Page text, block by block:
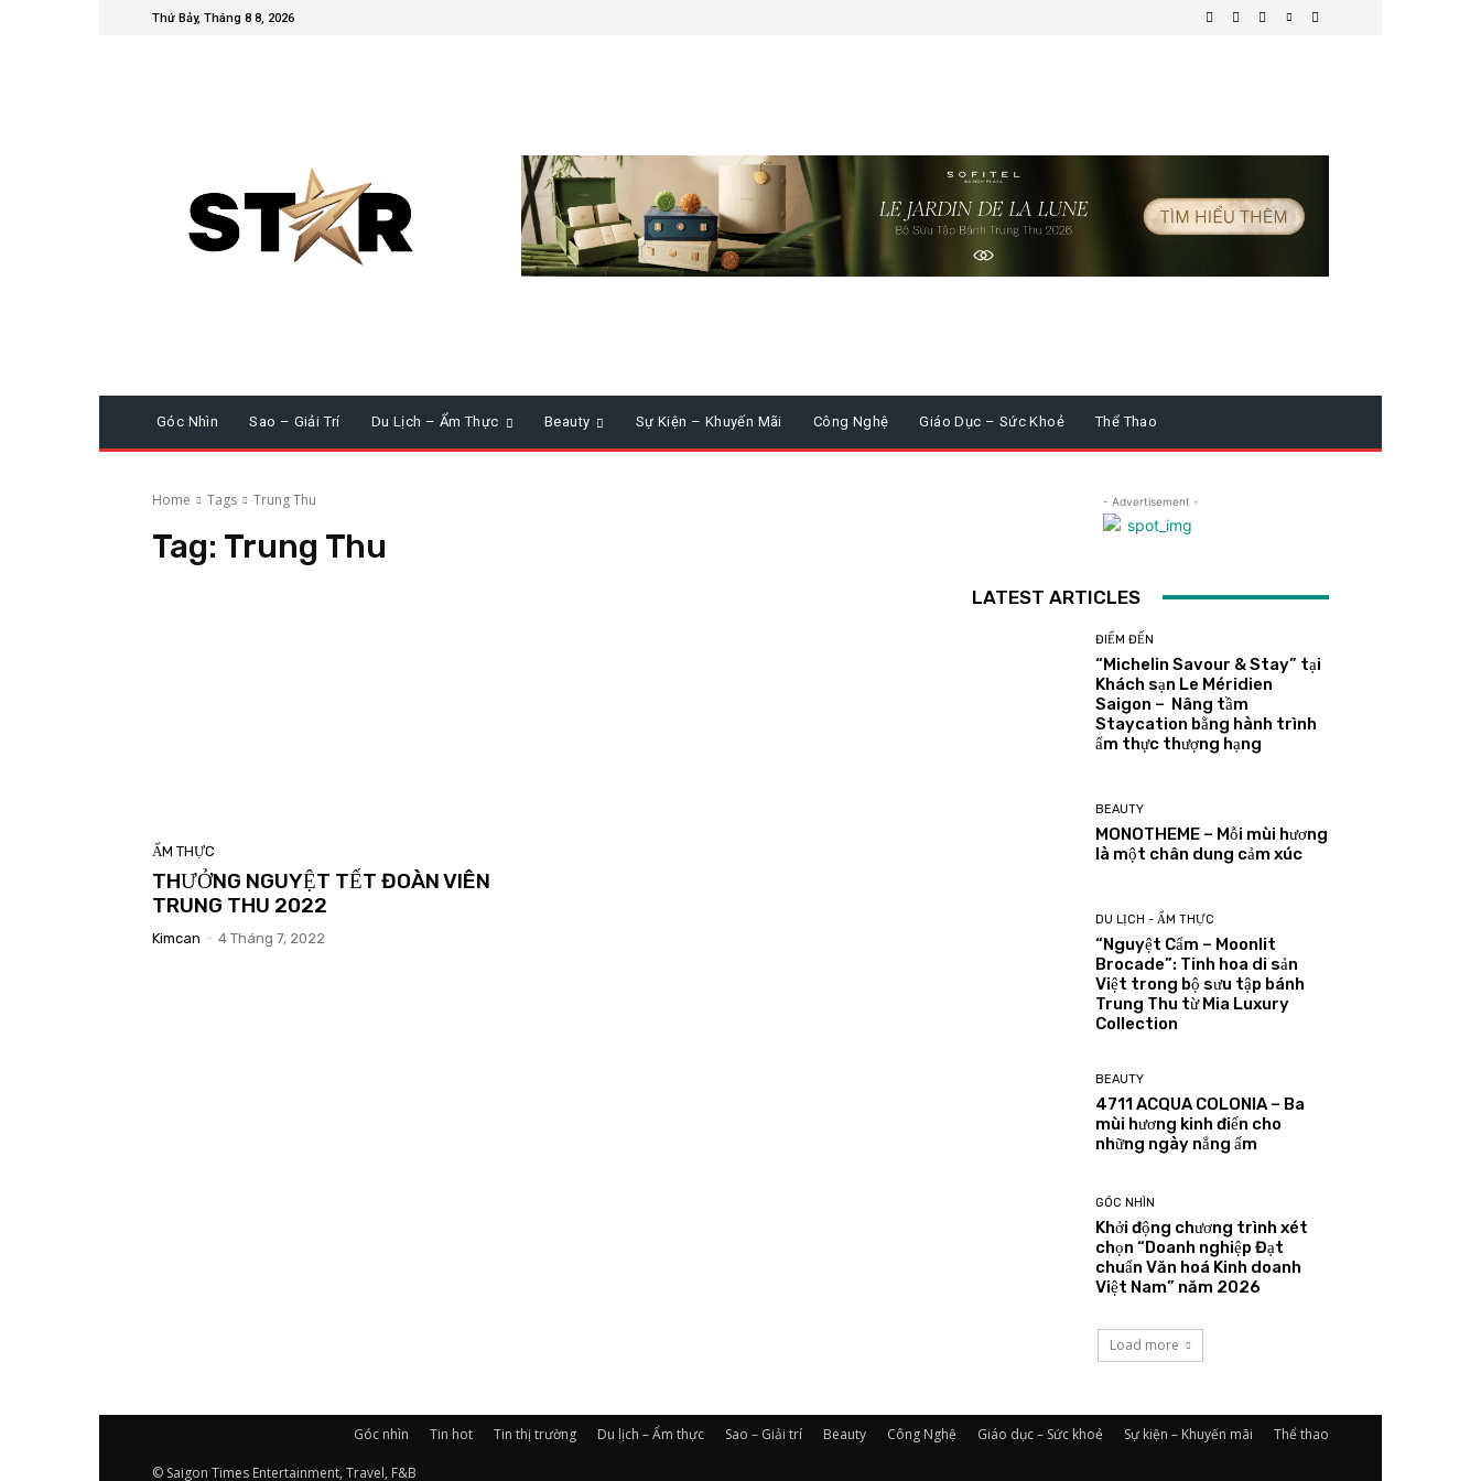
Thứ Bảy, Tháng 8 8, 2026
Góc Nhìn Sao – Giải Trí Du Lịch – Ẩm Thực Beauty Sự Kiện – Khuyến Mãi Công Nghệ Giáo Dục – Sức Khoẻ Thể Thao
Home Tags Trung Thu
Tag: Trung Thu
ẨM THỰC
THƯỞNG NGUYỆT TẾT ĐOÀN VIÊN
TRUNG THU 2022
Kimcan - 4 Tháng 7, 2022
- Advertisement -
LATEST ARTICLES
ĐIỂM ĐẾN
“Michelin Savour & Stay” tại
Khách sạn Le Méridien
Saigon – Nâng tầm
Staycation bằng hành trình
ẩm thực thượng hạng
BEAUTY
MONOTHEME – Mỗi mùi hương
là một chân dung cảm xúc
DU LỊCH - ẨM THỰC
“Nguyệt Cẩm – Moonlit
Brocade”: Tinh hoa di sản
Việt trong bộ sưu tập bánh
Trung Thu từ Mia Luxury
Collection
BEAUTY
4711 ACQUA COLONIA – Ba
mùi hương kinh điển cho
những ngày nắng ấm
GÓC NHÌN
Khởi động chương trình xét
chọn “Doanh nghiệp Đạt
chuẩn Văn hoá Kinh doanh
Việt Nam” năm 2026
Load more
Góc nhìn Tin hot Tin thị trường Du lịch – Ẩm thực Sao – Giải trí Beauty Công Nghệ Giáo dục – Sức khoẻ Sự kiện – Khuyến mãi Thể thao
© Saigon Times Entertainment, Travel, F&B